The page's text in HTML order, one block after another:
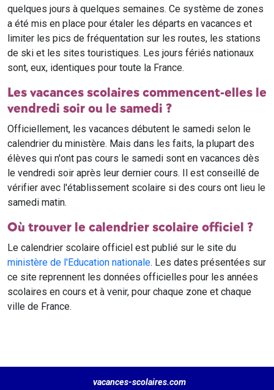
quelques jours à quelques semaines. Ce système de zones
a été mis en place pour étaler les départs en vacances et
limiter les pics de fréquentation sur les routes, les stations
de ski et les sites touristiques. Les jours fériés nationaux
sont, eux, identiques pour toute la France.
Les vacances scolaires commencent-elles le
vendredi soir ou le samedi ?
Officiellement, les vacances débutent le samedi selon le
calendrier du ministère. Mais dans les faits, la plupart des
élèves qui n'ont pas cours le samedi sont en vacances dès
le vendredi soir après leur dernier cours. Il est conseillé de
vérifier avec l'établissement scolaire si des cours ont lieu le
samedi matin.
Où trouver le calendrier scolaire officiel ?
Le calendrier scolaire officiel est publié sur le site du
ministère de l'Education nationale. Les dates présentées sur
ce site reprennent les données officielles pour les années
scolaires en cours et à venir, pour chaque zone et chaque
ville de France.
vacances-scolaires.com